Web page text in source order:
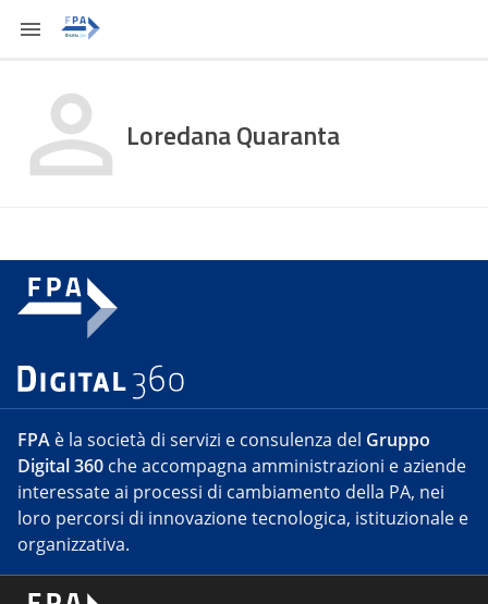
Loredana Quaranta
FPA è la società di servizi e consulenza del Gruppo
Digital 360 che accompagna amministrazioni e aziende
interessate ai processi di cambiamento della PA, nei
loro percorsi di innovazione tecnologica, istituzionale e
organizzativa.